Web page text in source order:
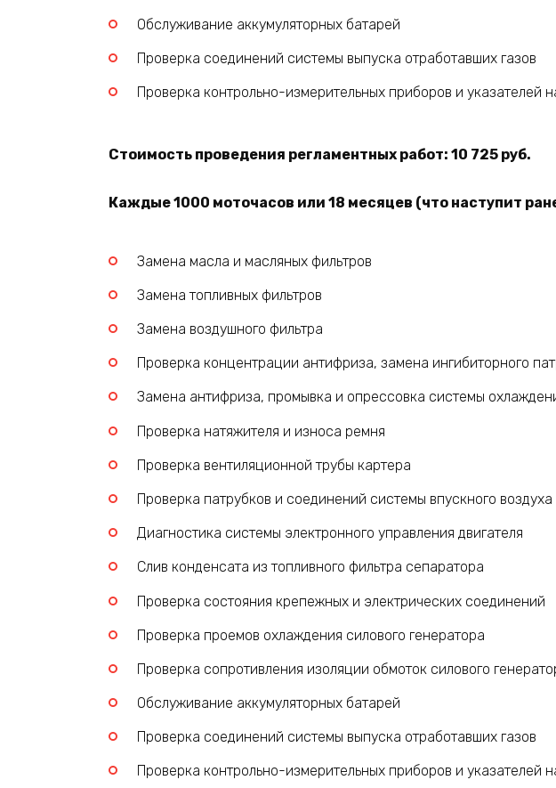
Обслуживание аккумуляторных батарей
Проверка соединений системы выпуска отработавших газов
Проверка контрольно-измерительных приборов и указателей
Стоимость проведения регламентных работ: 10 725 руб.
Каждые 1000 моточасов или 18 месяцев (что наступит
Замена масла и масляных фильтров
Замена топливных фильтров
Замена воздушного фильтра
Проверка концентрации антифриза, замена ингибиторного
Замена антифриза, промывка и опрессовка системы
Проверка натяжителя и износа ремня
Проверка вентиляционной трубы картера
Проверка патрубков и соединений системы впускного воздуха
Диагностика системы электронного управления двигателя
Слив конденсата из топливного фильтра сепаратора
Проверка состояния крепежных и электрических соединений
Проверка проемов охлаждения силового генератора
Проверка сопротивления изоляции обмоток силового
Обслуживание аккумуляторных батарей
Проверка соединений системы выпуска отработавших газов
Проверка контрольно-измерительных приборов и указателей